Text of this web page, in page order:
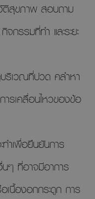
ติสุขภาพ สอบถาม
กรรมที่ทำ และระยะ
ริเวณที่ปวด คลำหา
ารเคลื่อนไหวของข้อ
ทำเพื่อยืนยันการ
นๆ ที่อาจมีอาการ
เนื้องอกกระดูก การ